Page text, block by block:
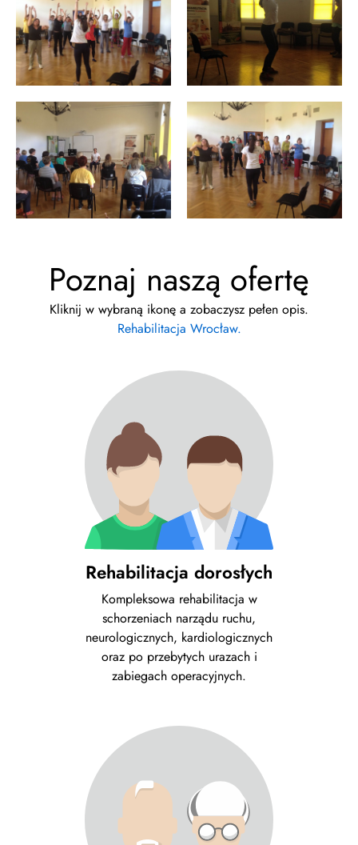
Poznaj naszą ofertę
Kliknij w wybraną ikonę a zobaczysz pełen opis.
Rehabilitacja Wrocław.
Rehabilitacja dorosłych
Kompleksowa rehabilitacja w
schorzeniach narządu ruchu,
neurologicznych, kardiologicznych
oraz po przebytych urazach i
zabiegach operacyjnych.